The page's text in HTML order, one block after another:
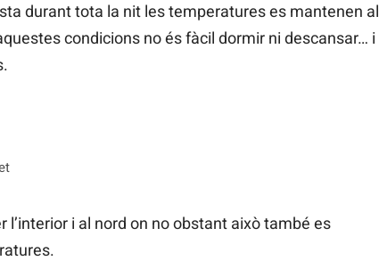
durant tota la nit les temperatures es mantenen al
condicions no és fàcil dormir ni descansar… i
i al nord on no obstant això també es